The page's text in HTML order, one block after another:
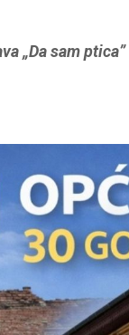
„Da sam ptica”